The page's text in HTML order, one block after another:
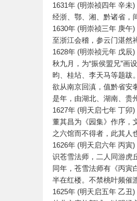
1631年 (明崇祯四年 辛未)
经浙、鄂、湘、黔诸省，
1630年 (明崇祯三年 庚午)
至浙江会稽，参云门湛然
1628年 (明崇祯元年 戊辰)
秋九月，为“振侯盟兄”画
昀、桂坫、李天马等题跋。
欲从南京回滇，值黔省安
是年，由湖北、湖南、贵
1627年 (明天启七年 丁卯)
董其昌为《园集》作序，
之六馆而不得者，此其人
1626年 (明天启六年 丙寅)
识苍雪法师，二人同游虎
同年，苍雪法师有《丙寅
半在红楼。不禁桃叶频催
1625年 (明天启五年 乙丑)